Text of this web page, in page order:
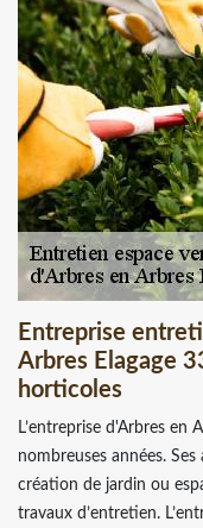
Entreprise
Arbres Elagage
horticoles
L’entreprise d'Arbres en
nombreuses années.
création de jardin ou
travaux d’entretien.